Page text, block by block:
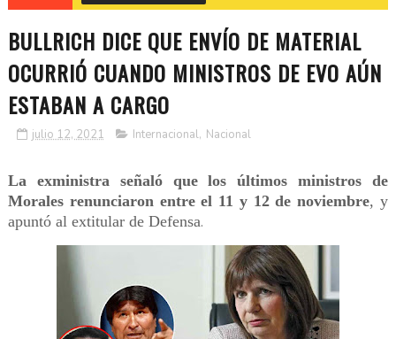
BULLRICH DICE QUE ENVÍO DE MATERIAL
OCURRIÓ CUANDO MINISTROS DE EVO AÚN
ESTABAN A CARGO
julio 12, 2021 Internacional, Nacional
La exministra señaló que los últimos ministros de
Morales renunciaron entre el 11 y 12 de noviembre, y
apuntó al extitular de Defensa.